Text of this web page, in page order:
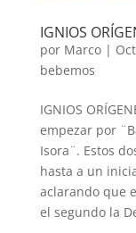
IGNIOS
por Marco|
bebemos
IGNIOS
empezar por
Isora¨. Estos
hasta a un
aclarando que
el segundo la